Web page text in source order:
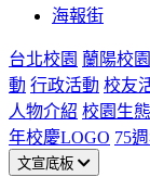
海報街
台北校園 蘭陽校
動 行政活動 校友
人物介紹 校園生態
年校慶LOGO 75
文宣底板